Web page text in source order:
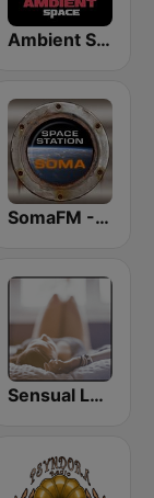
Ambient Space Radio
SomaFM - Space Station Soma
Sensual Lounge